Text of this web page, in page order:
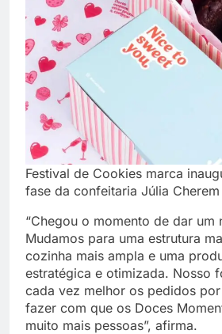
Festival de Cookies marca
fase da confeitaria Júlia Cherem
“Chegou o momento de dar um
Mudamos para uma estrutura
cozinha mais ampla e uma
estratégica e otimizada. Nosso
cada vez melhor os pedidos
fazer com que os Doces
muito mais pessoas”, afirma.